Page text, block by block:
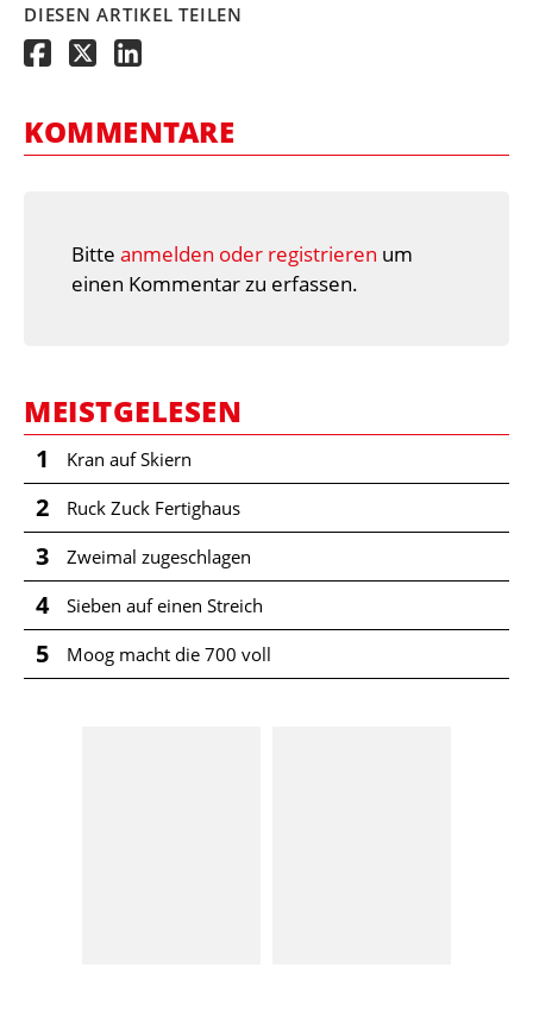
DIESEN ARTIKEL TEILEN
KOMMENTARE
Bitte anmelden oder registrieren um
einen Kommentar zu erfassen.
MEISTGELESEN
1 Kran auf Skiern
2 Ruck Zuck Fertighaus
3 Zweimal zugeschlagen
4 Sieben auf einen Streich
5 Moog macht die 700 voll